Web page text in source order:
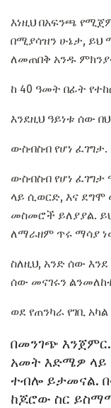
እነዚህ በአፍንጫ
በሚያሳዝን ሁኔታ, ይህ
ለመጠበቅ አንዱ
ከ 40 ዓመት በፊት
እንደዚህ ዓይነቱ ሰው
ውስብስብ የሆነ ፈገግታ.
ውስብስብ የሆነ ፈገግታ
ላይ ሲወርድ, እና
መስመሮች ይለያያል.
ለማራዘም ጥሩ ማሳያ
ስለዚህ, አንድ ሰው
ሰው መናገሩን
ወደ የጠንካራ የገቢ
በመንገጭ እንጀምር.
አመት እድሜዎ ላይ
ተብሎ ይታመናል.
ከጆሮው ስር